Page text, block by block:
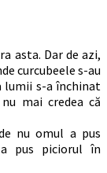
asta. Dar de azi,
curcubeele s-au
lumii s-a închinat
mai credea că
nu omul a pus
pus piciorul în